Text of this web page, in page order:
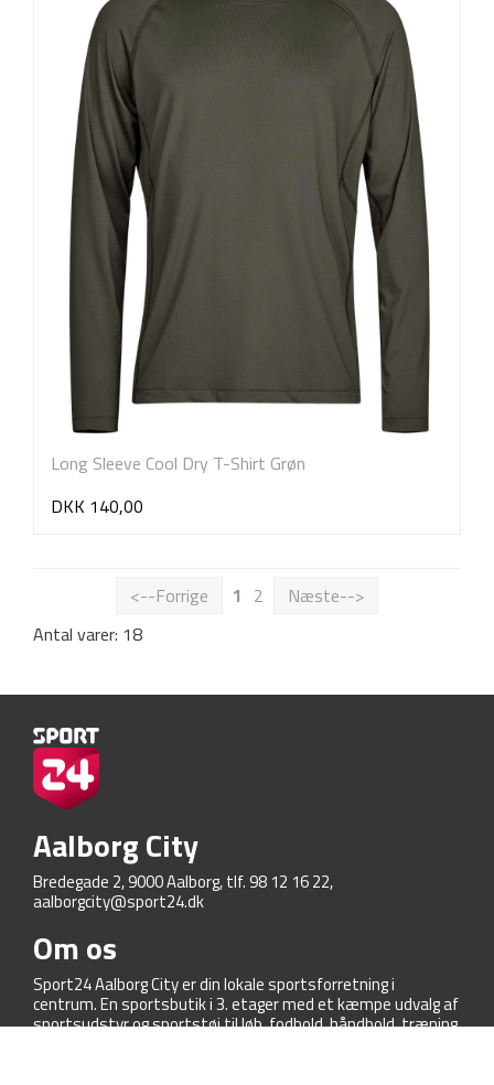
Long Sleeve Cool Dry T-Shirt Grøn
DKK 140,00
<--Forrige 1 2
Næste-->
Antal varer: 18
Aalborg City
Bredegade 2, 9000 Aalborg, tlf. 98 12 16 22,
aalborgcity@sport24.dk
Om os
Sport24 Aalborg City er din lokale sportsforretning i
centrum. En sportsbutik i 3. etager med et kæmpe udvalg af
sportsudstyr og sportstøj til løb, fodbold, håndbold, træning,